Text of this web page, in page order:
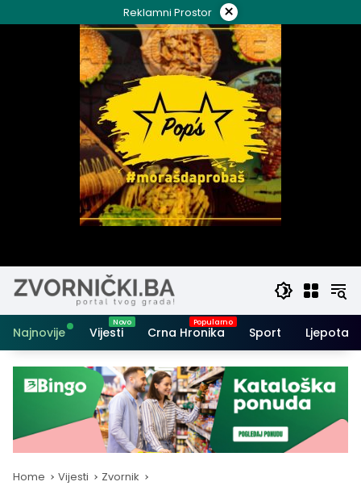
to
Reklamni Prostor ×
Najnovije Vijesti Crna Hronika Sport Ljepota i
Home Vijesti Zvornik